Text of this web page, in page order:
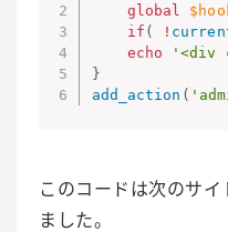
global
if ( !
echo
'<div
}
add_action (
このコードは次のサ
ました。